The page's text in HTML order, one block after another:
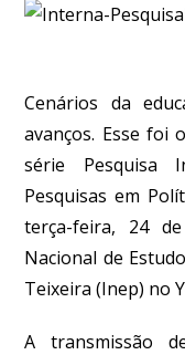
Cenários da
avanços. Esse foi
série Pesquisa
Pesquisas em
terça-feira, 24
Nacional de
Teixeira (Inep) no
A transmissão